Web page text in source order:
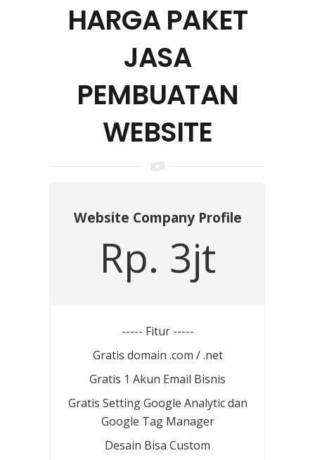
HARGA PAKET
JASA
PEMBUATAN
WEBSITE
Website Company Profile
Rp. 3jt
----- Fitur -----
Gratis domain .com / .net
Gratis 1 Akun Email Bisnis
Gratis Setting Google Analytic dan
Google Tag Manager
Desain Bisa Custom